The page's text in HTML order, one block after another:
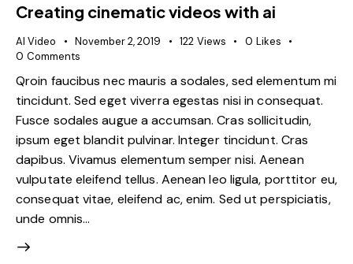
Creating cinematic videos with ai
AI Video November 2, 2019 122 Views 0 Likes
0 Comments
Qroin faucibus nec mauris a sodales, sed elementum mi
tincidunt. Sed eget viverra egestas nisi in consequat.
Fusce sodales augue a accumsan. Cras sollicitudin,
ipsum eget blandit pulvinar. Integer tincidunt. Cras
dapibus. Vivamus elementum semper nisi. Aenean
vulputate eleifend tellus. Aenean leo ligula, porttitor eu,
consequat vitae, eleifend ac, enim. Sed ut perspiciatis,
unde omnis…